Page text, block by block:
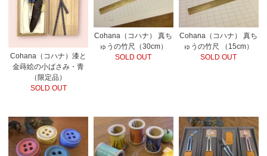
Cohana（コハナ）漆と
金蒔絵の小ばさみ・青
（限定品）
SOLD OUT
Cohana（コハナ） 真ち
ゅうの竹尺（30cm）
SOLD OUT
Cohana（コハナ） 真ち
ゅうの竹尺 （15cm）
SOLD OUT